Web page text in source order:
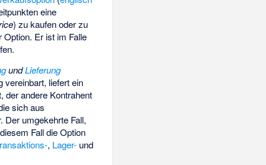
eine
) zu kaufen oder zu
Option. Er ist im Falle
undLieferung
vereinbart, liefert ein
der andere Kontrahent
sich aus
Der umgekehrte Fall,
Fall die Option
, Lager- und